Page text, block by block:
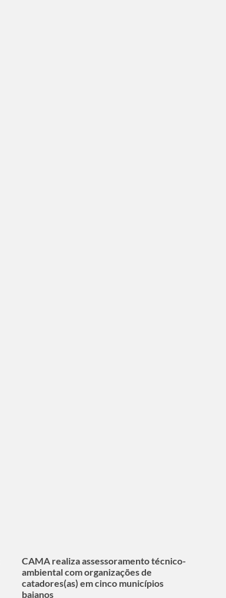
CAMA realiza assessoramento técnico-
ambiental com organizações de
catadores(as) em cinco municípios
baianos